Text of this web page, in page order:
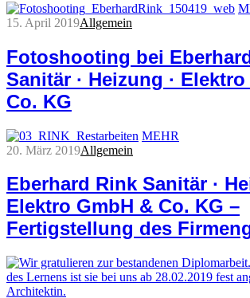
15. April 2019Allgemein
Fotoshooting bei
Sanitär · Heizung ·
Co. KG
MEHR
20. März 2019Allgemein
Eberhard Rink Sanitär ·
Elektro GmbH & Co. KG –
Fertigstellung des